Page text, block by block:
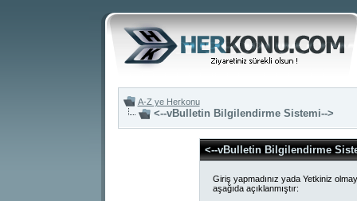
A-Z ye Herkonu
<--vBulletin Bilgilendirme Sistemi-->
<--vBulletin Bilgilendirme
Giriş yapmadınız yada Yetkiniz
aşağıda açıklanmıştır: